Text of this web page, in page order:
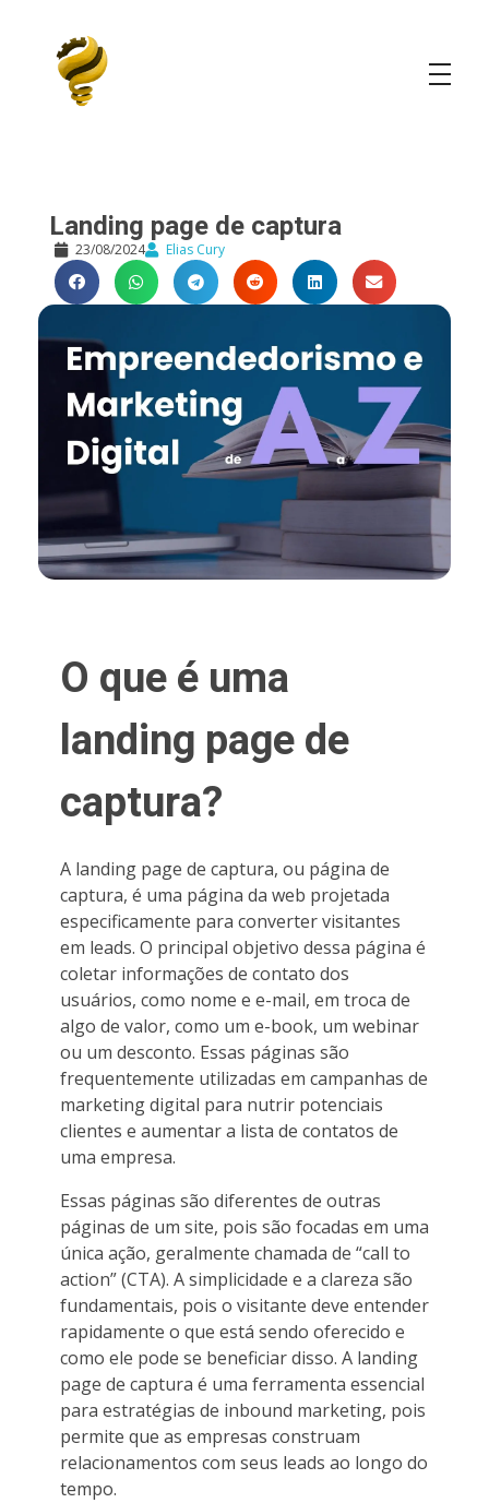
Landing page de captura
23/08/2024 Elias Cury
O que é uma
landing page de
captura?
A landing page de captura, ou página de
captura, é uma página da web projetada
especificamente para converter visitantes
em leads. O principal objetivo dessa página é
coletar informações de contato dos
usuários, como nome e e-mail, em troca de
algo de valor, como um e-book, um webinar
ou um desconto. Essas páginas são
frequentemente utilizadas em campanhas de
marketing digital para nutrir potenciais
clientes e aumentar a lista de contatos de
uma empresa.
Essas páginas são diferentes de outras
páginas de um site, pois são focadas em uma
única ação, geralmente chamada de “call to
action” (CTA). A simplicidade e a clareza são
fundamentais, pois o visitante deve entender
rapidamente o que está sendo oferecido e
como ele pode se beneficiar disso. A landing
page de captura é uma ferramenta essencial
para estratégias de inbound marketing, pois
permite que as empresas construam
relacionamentos com seus leads ao longo do
tempo.